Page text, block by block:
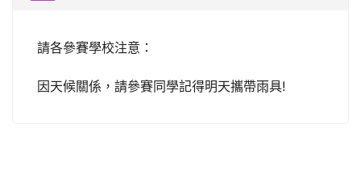
請各參賽學校注意：
因天候關係，請參賽同學記得明天攜帶雨具!